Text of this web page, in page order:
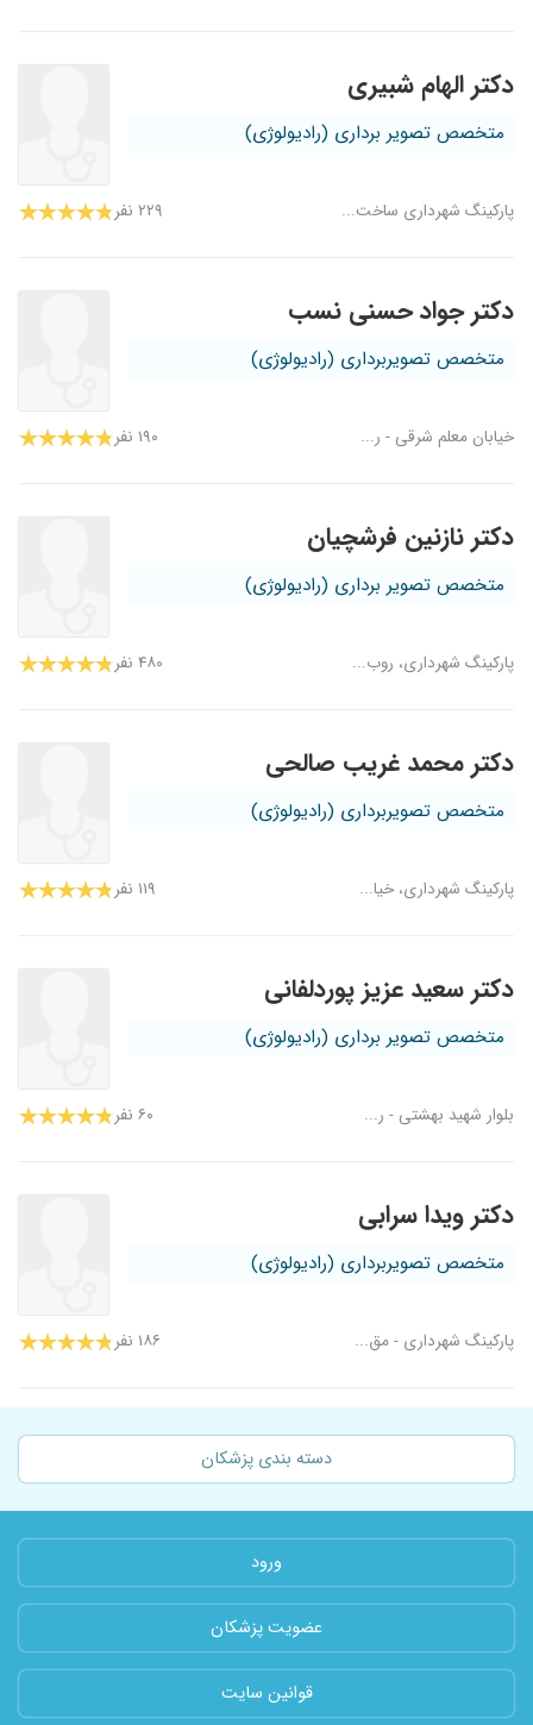
دکتر الهام شبیری
متخصص تصویر برداری (رادیولوژی)
پارکینگ شهرداری ساخت... ۲۲۹ نفر
دکتر جواد حسنی نسب
متخصص تصویربرداری (رادیولوژی)
خیابان معلم شرقی - ر... ۱۹۰ نفر
دکتر نازنین فرشچیان
متخصص تصویر برداری (رادیولوژی)
پارکینگ شهرداری، روب... ۴۸۰ نفر
دکتر محمد غریب صالحی
متخصص تصویربرداری (رادیولوژی)
پارکینگ شهرداری، خیا... ۱۱۹ نفر
دکتر سعید عزیز پوردلفانی
متخصص تصویر برداری (رادیولوژی)
بلوار شهید بهشتی - ر... ۶۰ نفر
دکتر ویدا سرابی
متخصص تصویربرداری (رادیولوژی)
پارکینگ شهرداری - مق... ۱۸۶ نفر
دسته بندی پزشکان
ورود
عضویت پزشکان
قوانین سایت